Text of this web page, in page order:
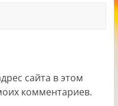
сайта в этом
комментариев.